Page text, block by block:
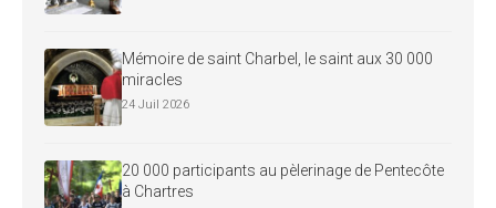
Mémoire de saint Charbel, le saint aux 30 000
miracles
24 Juil 2026
20 000 participants au pèlerinage de Pentecôte
à Chartres